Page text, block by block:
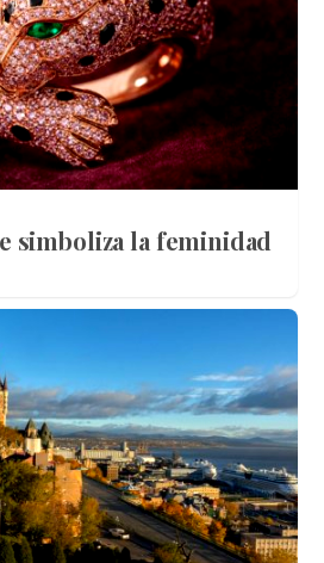
simboliza la feminidad